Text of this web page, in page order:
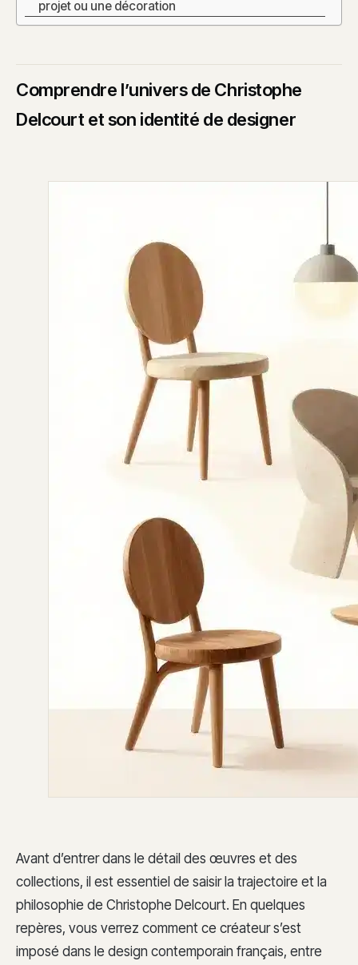
projet ou une décoration
Comprendre l’univers de Christophe
Delcourt et son identité de designer
Avant d’entrer dans le détail des œuvres et des
collections, il est essentiel de saisir la trajectoire et la
philosophie de Christophe Delcourt. En quelques
repères, vous verrez comment ce créateur s’est
imposé dans le design contemporain français, entre